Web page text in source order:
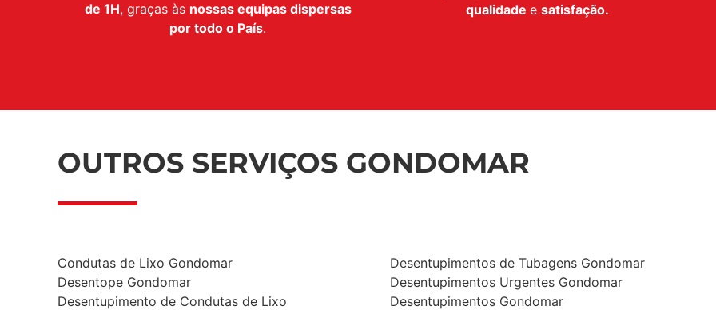
de 1H, graças às nossas equipas dispersas
por todo o País.
qualidade e satisfação.
OUTROS SERVIÇOS GONDOMAR
Condutas de Lixo Gondomar
Desentope Gondomar
Desentupimento de Condutas de Lixo
Desentupimentos de Tubagens Gondomar
Desentupimentos Urgentes Gondomar
Desentupimentos Gondomar